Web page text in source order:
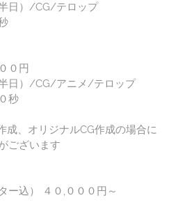
日）/CG/テロップ
０円
日）/CG/アニメ/テロップ
秒
成、オリジナルCG作成の場合に
ございます
ー込） ４ ０,０００ 円～